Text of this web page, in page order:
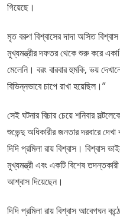
গিয়েছে।
মৃত বরুণ বিশ্বাসের দাদা অসিত
মুখ্যমন্ত্রীর দফতর থেকে শুরু করে
মেলেনি। বরং বারবার হুমকি, ভয়
বিভিন্নভাবে চাপে রাখা হয়েছিল।”
সেই ঘটনার বিচার চেয়ে শনিবার
শুভেন্দু অধিকারীর জনতার দরবারে
দিদি প্রমিলা রায় বিশ্বাস। বিশ্বাস
মুখ্যমন্ত্রী এবং একটি বিশেষ
আশ্বাস দিয়েছেন।
দিদি প্রমিলা রায় বিশ্বাস আবেগঘন